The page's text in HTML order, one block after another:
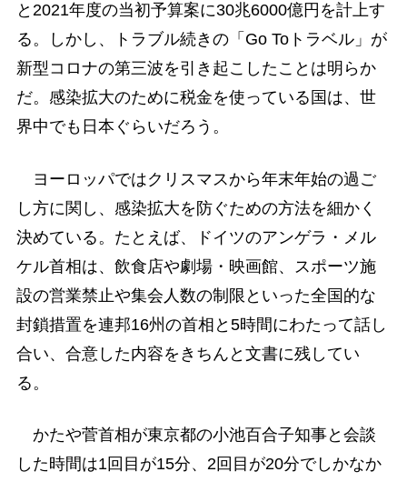
と2021年度の当初予算案に30兆6000億円を計上す
る。しかし、トラブル続きの「Go Toトラベル」が
新型コロナの第三波を引き起こしたことは明らか
だ。感染拡大のために税金を使っている国は、世
界中でも日本ぐらいだろう。
ヨーロッパではクリスマスから年末年始の過ご
し方に関し、感染拡大を防ぐための方法を細かく
決めている。たとえば、ドイツのアンゲラ・メル
ケル首相は、飲食店や劇場・映画館、スポーツ施
設の営業禁止や集会人数の制限といった全国的な
封鎖措置を連邦16州の首相と5時間にわたって話し
合い、合意した内容をきちんと文書に残してい
る。
かたや菅首相が東京都の小池百合子知事と会談
した時間は1回目が15分、2回目が20分でしかなか